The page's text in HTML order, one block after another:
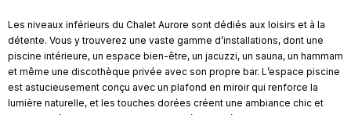
Les niveaux inférieurs du Chalet Aurore sont dédiés aux loisirs et à la
détente. Vous y trouverez une vaste gamme d’installations, dont une
piscine intérieure, un espace bien-être, un jacuzzi, un sauna, un hammam
et même une discothèque privée avec son propre bar. L’espace piscine
est astucieusement conçu avec un plafond en miroir qui renforce la
lumière naturelle, et les touches dorées créent une ambiance chic et